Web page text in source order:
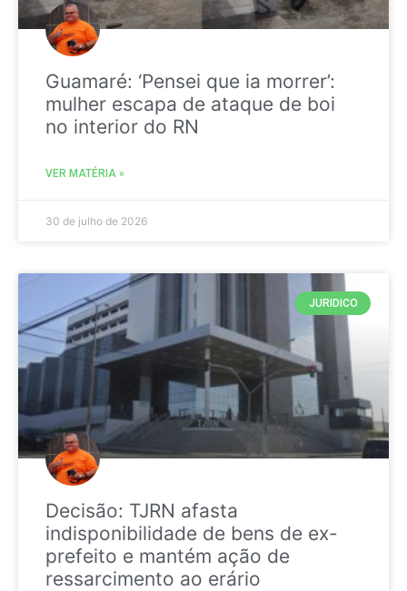
Guamaré: ‘Pensei que ia morrer’:
mulher escapa de ataque de boi
no interior do RN
VER MATÉRIA »
30 de julho de 2026
JURIDICO
Decisão: TJRN afasta
indisponibilidade de bens de ex-
prefeito e mantém ação de
ressarcimento ao erário